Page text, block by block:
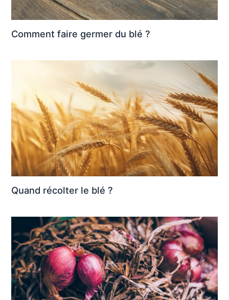
Comment faire germer du blé ?
Quand récolter le blé ?